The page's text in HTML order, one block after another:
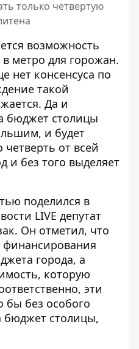
только четвертую
возможность
в метро для горожан.
нет консенсуса по
такой
Да и
бюджет столицы
и будет
от всей
и без того выделяет
поделился в
LIVE депутат
Он отметил, что
города, а
которую
эти
бы без особого
бюджет столицы,